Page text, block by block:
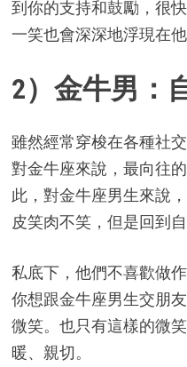
到你的支持和鼓勵，很
一笑也會深深地浮現在
2）金牛男：
雖然經常穿梭在各種社
對金牛座來說，最向往
此，對金牛座男生來說
皮笑肉不笑，但是回到
私底下，他們不喜歡做
你想跟金牛座男生交朋
微笑。也只有這樣的微
暖、親切。